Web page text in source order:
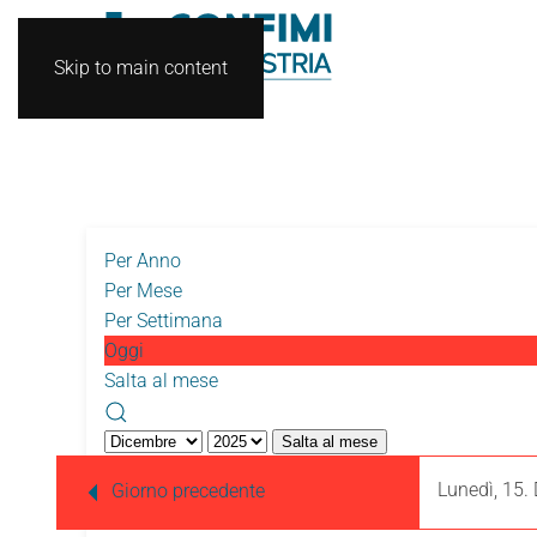
Skip to main content
Per Anno
Per Mese
Per Settimana
Oggi
Salta al mese
Salta al mese
Giorno precedente Lunedì, 15.